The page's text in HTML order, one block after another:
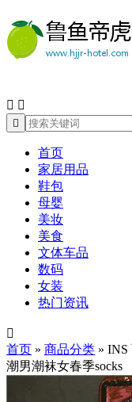
 

首页
家居用品
鞋包
母婴
美妆
美食
文体车品
数码
女装
热门资讯

首页 » 商品分类 » INS
潮男潮袜女春季socks